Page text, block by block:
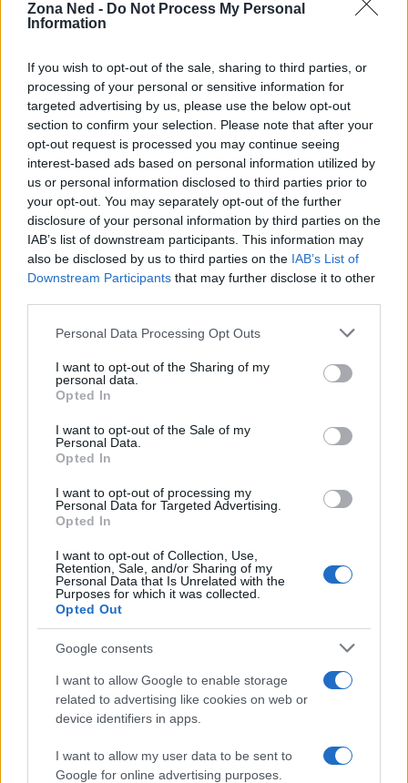
Zona Ned - Do Not Process My Personal
Information
If you wish to opt-out of the sale, sharing to third parties, or
processing of your personal or sensitive information for
targeted advertising by us, please use the below opt-out
section to confirm your selection. Please note that after your
opt-out request is processed you may continue seeing
interest-based ads based on personal information utilized by
us or personal information disclosed to third parties prior to
your opt-out. You may separately opt-out of the further
disclosure of your personal information by third parties on the
IAB’s list of downstream participants. This information may
also be disclosed by us to third parties on the IAB’s List of
Downstream Participants that may further disclose it to other
Please note that this website/app uses one or more Google
not limited to your visit or usage behaviour. You may click to
grant or deny consent to Google and its third-party tags to
use your data for below specified purposes in below Google
consent section.
Personal Data Processing Opt Outs
I want to opt-out of the Sharing of my
personal data.
Opted In
I want to opt-out of the Sale of my
Personal Data.
Opted In
I want to opt-out of processing my
Personal Data for Targeted Advertising.
Opted In
I want to opt-out of Collection, Use,
Retention, Sale, and/or Sharing of my
Personal Data that Is Unrelated with the
Purposes for which it was collected.
Opted Out
Google consents
I want to allow Google to enable storage
related to advertising like cookies on web or
device identifiers in apps.
I want to allow my user data to be sent to
Google for online advertising purposes.
temi complessi e attuali. Rivedere queste pellicole
cultura del nostro passato, ma anche le radici di
molte delle sfide e dei dibattiti che affrontiamo
oggi. L’eredità di questi film continua a vivere,
influenzando nuove generazioni di cineasti e
spettatori, e chissà, magari anche tu potresti
scoprire ispirazione per il tuo prossimo progetto o
semplicemente un motivo per rivedere un classico!
<\/p>
Staff